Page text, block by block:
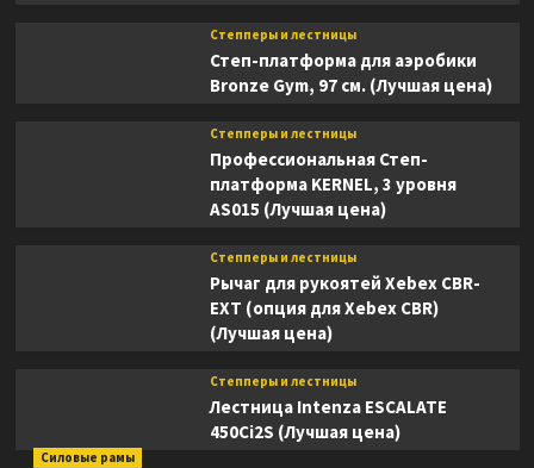
Степперы и лестницы
Степ-платформа для аэробики
Bronze Gym, 97 см. (Лучшая цена)
Степперы и лестницы
Профессиональная Степ-
платформа KERNEL, 3 уровня
AS015 (Лучшая цена)
Степперы и лестницы
Рычаг для рукоятей Xebex CBR-
EXT (опция для Xebex CBR)
(Лучшая цена)
Степперы и лестницы
Лестница Intenza ESCALATE
450Ci2S (Лучшая цена)
Силовые рамы